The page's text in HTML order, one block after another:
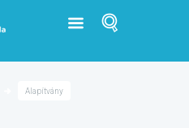
Alapítvány